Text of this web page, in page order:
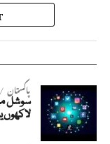
پاکستان
سوشل
لاکھوں